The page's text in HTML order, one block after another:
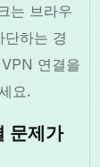
는 브라우
하는 경
연결을
요.
문제가